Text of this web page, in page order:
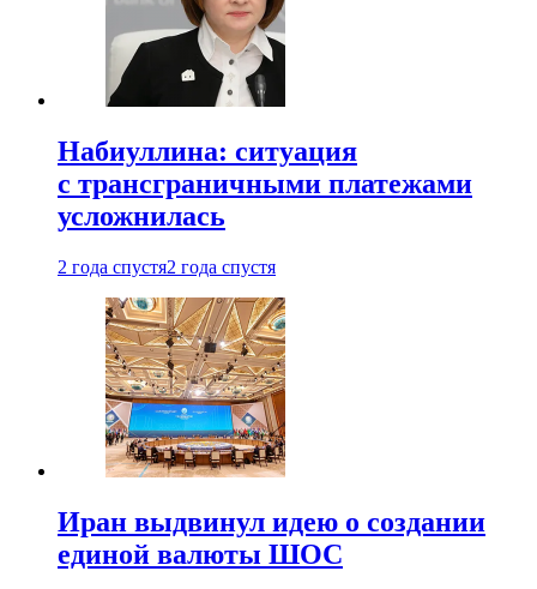
Набиуллина: ситуация
с трансграничными платежами
усложнилась
2 года спустя2 года спустя
Иран выдвинул идею о создании
единой валюты ШОС